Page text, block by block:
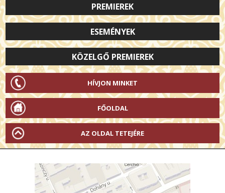
PREMIEREK
ESEMÉNYEK
KÖZELGŐ PREMIEREK
HÍVJON MINKET
FŐOLDAL
AZ OLDAL TETEJÉRE